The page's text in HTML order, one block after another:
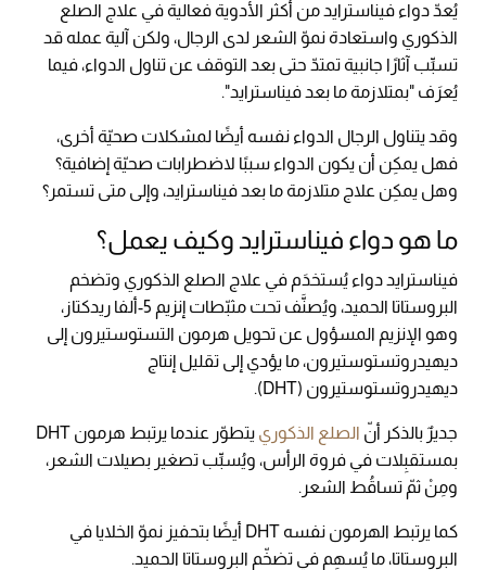
يُعدّ دواء فيناسترايد من أكثر الأدوية فعالية في علاج الصلع
الذكوري واستعادة نموّ الشعر لدى الرجال، ولكن آلية عمله قد
تسبِّب آثارًا جانبية تمتدّ حتى بعد التوقف عن تناول الدواء، فيما
يُعرَف "بمتلازمة ما بعد فيناسترايد".
وقد يتناول الرجال الدواء نفسه أيضًا لمشكلات صحيّة أخرى،
فهل يمكِن أن يكون الدواء سببًا لاضطرابات صحيّة إضافية؟
وهل يمكِن علاج متلازمة ما بعد فيناسترايد، وإلى متى تستمر؟
ما هو دواء فيناسترايد وكيف يعمل؟
فيناسترايد دواء يُستخدَم في علاج الصلع الذكوري وتضخم
البروستاتا الحميد، ويُصنَّف تحت مثبّطات إنزيم 5-ألفا ريدكتاز،
وهو الإنزيم المسؤول عن تحويل هرمون التستوستيرون إلى
ديهيدروتستوستيرون، ما يؤدي إلى تقليل إنتاج
ديهيدروتستوستيرون (DHT).
جديرٌ بالذكر أنّ الصلع الذكوري
يتطوّر عندما يرتبط هرمون DHT
بمستقبِلات في فروة الرأس، ويُسبِّب تصغير بصيلات الشعر،
ومِنْ ثمّ تساقُط الشعر.
كما يرتبط الهرمون نفسه DHT أيضًا بتحفيز نموّ الخلايا في
البروستاتا، ما يُسهِم في تضخّم البروستاتا الحميد.